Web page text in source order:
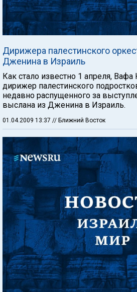
Дирижера палестинского
Дженина в Израиль
Как стало известно 1 апреля,
дирижер палестинского
недавно распущенного за
выслана из Дженина в Израиль.
01.04.2009 13:37 // Ближний Восток